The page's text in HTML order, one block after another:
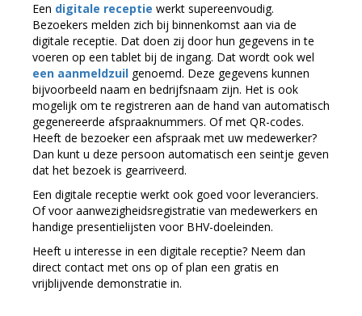
Een digitale receptie werkt supereenvoudig.
Bezoekers melden zich bij binnenkomst aan via de
digitale receptie. Dat doen zij door hun gegevens in te
voeren op een tablet bij de ingang. Dat wordt ook wel
een aanmeldzuil genoemd. Deze gegevens kunnen
bijvoorbeeld naam en bedrijfsnaam zijn. Het is ook
mogelijk om te registreren aan de hand van automatisch
gegenereerde afspraaknummers. Of met QR-codes.
Heeft de bezoeker een afspraak met uw medewerker?
Dan kunt u deze persoon automatisch een seintje geven
dat het bezoek is gearriveerd.
Een digitale receptie werkt ook goed voor leveranciers.
Of voor aanwezigheidsregistratie van medewerkers en
handige presentielijsten voor BHV-doeleinden.
Heeft u interesse in een digitale receptie? Neem dan
direct contact met ons op of plan een gratis en
vrijblijvende demonstratie in.